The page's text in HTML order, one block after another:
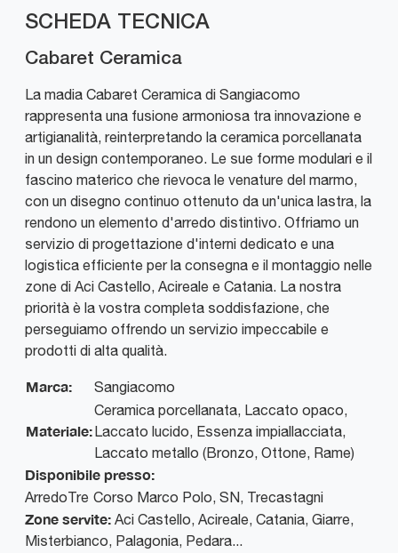
SCHEDA TECNICA
Cabaret Ceramica
La madia Cabaret Ceramica di Sangiacomo
rappresenta una fusione armoniosa tra innovazione e
artigianalità, reinterpretando la ceramica porcellanata
in un design contemporaneo. Le sue forme modulari e il
fascino materico che rievoca le venature del marmo,
con un disegno continuo ottenuto da un'unica lastra, la
rendono un elemento d'arredo distintivo. Offriamo un
servizio di progettazione d'interni dedicato e una
logistica efficiente per la consegna e il montaggio nelle
zone di Aci Castello, Acireale e Catania. La nostra
priorità è la vostra completa soddisfazione, che
perseguiamo offrendo un servizio impeccabile e
prodotti di alta qualità.
Marca: Sangiacomo
Materiale:
Ceramica porcellanata, Laccato opaco,
Laccato lucido, Essenza impiallacciata,
Laccato metallo (Bronzo, Ottone, Rame)
Disponibile presso:
ArredoTre Corso Marco Polo, SN, Trecastagni
Zone servite: Aci Castello, Acireale, Catania, Giarre,
Misterbianco, Palagonia, Pedara...